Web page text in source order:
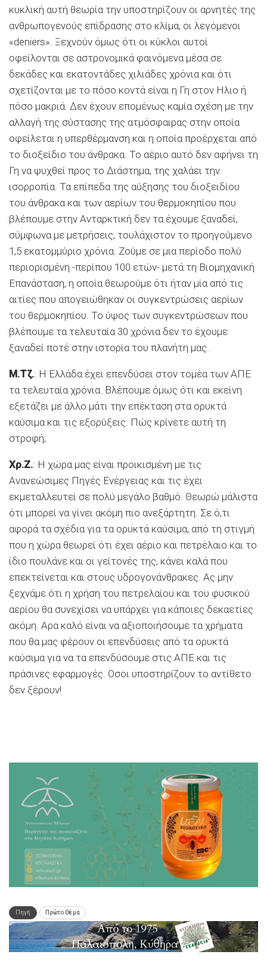
κυκλική αυτή θεωρία την υποστηρίζουν οι αρνητές της
ανθρωπογενούς επίδρασης στο κλίμα, οι λεγόμενοι
«deniers». Ξεχνούν όμως ότι oι κύκλοι αυτοί
οφείλονται σε αστρονομικά φαινόμενα μέσα σε
δεκάδες και εκατοντάδες χιλιάδες χρόνια και ότι
σχετίζονται με το πόσο κοντά είναι η Γη στον Ηλιο ή
πόσο μακριά. Δεν έχουν επομένως καμία σχέση με την
αλλαγή της σύστασης της ατμόσφαιρας στην οποία
οφείλεται η υπερθέρμανση και η οποία προέρχεται από
το διοξείδιο του άνθρακα. Το αέριο αυτό δεν αφήνει τη
Γη να ψυχθεί προς το Διάστημα, της χαλάει την
ισορροπία. Τα επίπεδα της αύξησης του διοξειδίου
του άνθρακα και των αερίων του θερμοκηπίου που
βλέπουμε στην Ανταρκτική δεν τα έχουμε ξαναδεί,
σύμφωνα με μετρήσεις, τουλάχιστον το προηγούμενο
1,5 εκατομμύριο χρόνια. Ζούμε σε μια περίοδο πολύ
περιορισμένη -περίπου 100 ετών- μετά τη Βιομηχανική
Επανάσταση, η οποία θεωρούμε ότι ήταν μία από τις
αιτίες που απογειώθηκαν οι συγκεντρώσεις αερίων
του θερμοκηπίου. Το ύψος των συγκεντρώσεων που
βλέπουμε τα τελευταία 30 χρόνια δεν το έχουμε
ξαναδεί ποτέ στην ιστορία του πλανήτη μας.
Μ.Τζ.: Η Ελλάδα έχει επενδύσει στον τομέα των ΑΠΕ
τα τελευταία χρόνια. Βλέπουμε όμως ότι και εκείνη
εξετάζει με άλλο μάτι την επέκταση στα ορυκτά
καύσιμα και τις εξορύξεις. Πώς κρίνετε αυτή τη
στροφή;
Χρ.Ζ.: Η χώρα μας είναι προικισμένη με τις
Ανανεώσιμες Πηγές Ενέργειας και τις έχει
εκμεταλλευτεί σε πολύ μεγάλο βαθμό. Θεωρώ μάλιστα
ότι μπορεί να γίνει ακόμη πιο ανεξάρτητη. Σε ό,τι
αφορά τα σχέδια για τα ορυκτά καύσιμα, από τη στιγμή
που η χώρα θεωρεί ότι έχει αέριο και πετρέλαιο και το
ίδιο πουλάνε και οι γείτονές της, κάνει καλά που
επεκτείνεται και στους υδρογονάνθρακες. Ας μην
ξεχνάμε ότι η χρήση του πετρελαίου και του φυσικού
αερίου θα συνεχίσει να υπάρχει για κάποιες δεκαετίες
ακόμη. Αρα καλό είναι να αξιοποιήσουμε τα χρήματα
που θα μας φέρουν οι επενδύσεις από τα ορυκτά
καύσιμα για να τα επενδύσουμε στις ΑΠΕ και τις
πράσινες εφαρμογές. Οσοι υποστηρίζουν το αντίθετο
δεν ξέρουν!
Πηγή Πρώτο Θέμα